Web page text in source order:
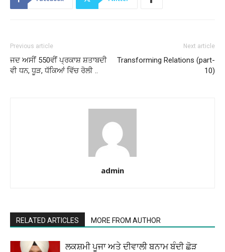
Previous article
ਜਦ ਅਸੀਂ 550ਵੀਂ ਪ੍ਰਕਾਸ਼ ਸ਼ਤਾਬਦੀ
ਵੀ ਧਨ, ਧੂੜ, ਧੱਕਿਆਂ ਵਿੱਚ ਰੋਲੀ ..
Next article
Transforming Relations (part-
10)
admin
RELATED ARTICLES MORE FROM AUTHOR
ਲਕਸ਼ਮੀ ਪੂਜਾ ਅਤੇ ਦੀਵਾਲੀ ਬਨਾਮ ਬੰਦੀ ਛੋੜ